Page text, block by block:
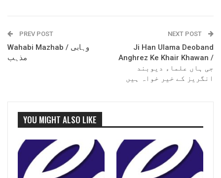
PREV POST
Wahabi Mazhab / وہابی
مذہب
NEXT POST
Ji Han Ulama Deoband
Anghrez Ke Khair Khawan /
جی ہاں علماء دیوبند
انگریز کے خیر خواہ ہیں
YOU MIGHT ALSO LIKE